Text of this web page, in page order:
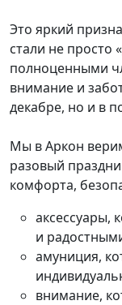
Это яркий
стали не
полноценными
внимание и
декабре, но и в
Мы в Аркон
разовый
комфорта,
аксессуары,
и
амуниция,
внимание,